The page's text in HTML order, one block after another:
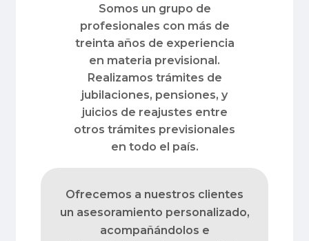
Somos un grupo de
profesionales con más de
treinta años de experiencia
en materia previsional.
Realizamos trámites de
jubilaciones, pensiones, y
juicios de reajustes entre
otros trámites previsionales
en todo el país.
Ofrecemos a nuestros clientes
un asesoramiento personalizado,
acompañándolos e